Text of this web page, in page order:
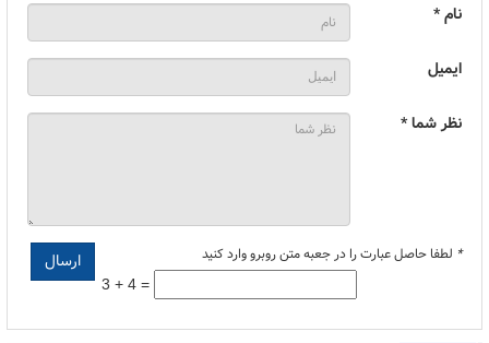
نام *
ایمیل
نظر شما *
* لطفا حاصل عبارت را در جعبه متن روبرو وارد کنید
3 + 4 =